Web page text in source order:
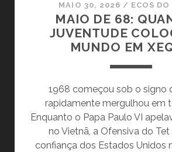
MAIO 30, 2026 / ECOS
MAIO DE 68:
JUVENTUDE
MUNDO EM
1968 começou sob o signo
rapidamente mergulhou em
Enquanto o Papa Paulo VI
no Vietnã, a Ofensiva do
confiança dos Estados Unidos